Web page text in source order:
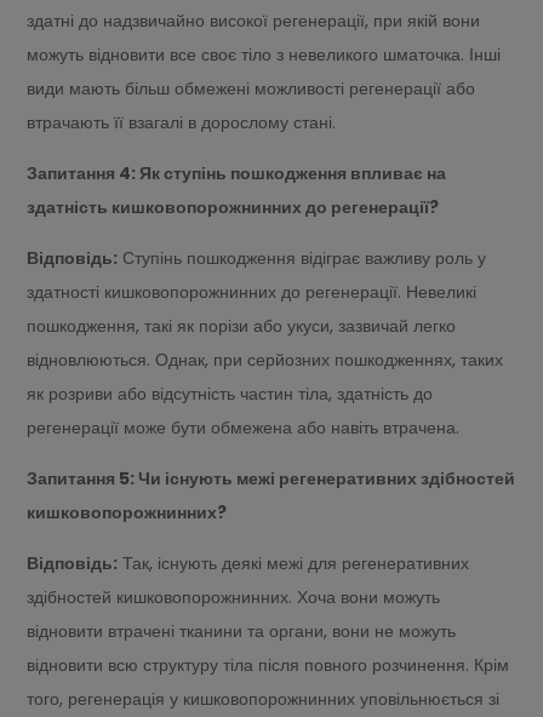
здатні до надзвичайно високої регенерації, при якій вони
можуть відновити все своє тіло з невеликого шматочка. Інші
види мають більш обмежені можливості регенерації або
втрачають її взагалі в дорослому стані.
Запитання 4: Як ступінь пошкодження впливає на
здатність кишковопорожнинних до регенерації?
Відповідь: Ступінь пошкодження відіграє важливу роль у
здатності кишковопорожнинних до регенерації. Невеликі
пошкодження, такі як порізи або укуси, зазвичай легко
відновлюються. Однак, при серйозних пошкодженнях, таких
як розриви або відсутність частин тіла, здатність до
регенерації може бути обмежена або навіть втрачена.
Запитання 5: Чи існують межі регенеративних здібностей
кишковопорожнинних?
Відповідь: Так, існують деякі межі для регенеративних
здібностей кишковопорожнинних. Хоча вони можуть
відновити втрачені тканини та органи, вони не можуть
відновити всю структуру тіла після повного розчинення. Крім
того, регенерація у кишковопорожнинних уповільнюється зі